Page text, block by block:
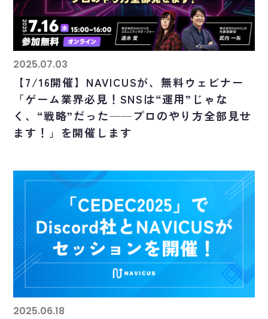
2025.07.03
【7/16開催】NAVICUSが、無料ウェビナー
「ゲーム業界必見！SNSは“運用”じゃな
く、“戦略”だった──プロのやり方全部見せ
ます！」を開催します
2025.06.18